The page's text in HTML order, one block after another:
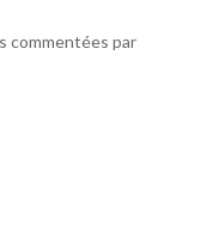
commentées par